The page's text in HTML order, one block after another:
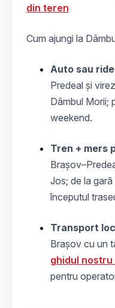
din teren
Cum ajungi la
Auto sau
Predeal și
Dâmbul Morii;
weekend.
Tren + mers
Jos; de la
începutul
Transport
Brașov cu un
ghidul
pentru